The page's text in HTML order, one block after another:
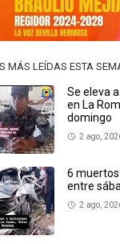
MÁS LEÍDAS ESTA
Se eleva
en La
domingo
2 ago,
6
entre
2 ago,